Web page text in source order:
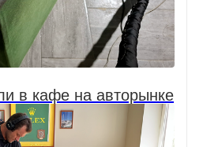
в кафе на авторынке